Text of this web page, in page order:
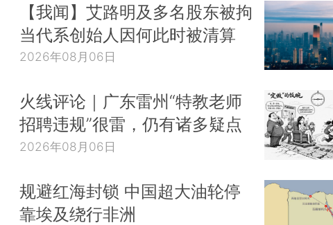
【我闻】艾路明及多名股东被拘
当代系创始人因何此时被清算
2026年08月06日
火线评论｜广东雷州“特教老师
招聘违规”很雷，仍有诸多疑点
2026年08月06日
规避红海封锁 中国超大油轮停
靠埃及绕行非洲